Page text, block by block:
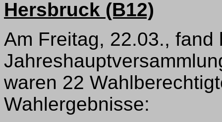
Hersbruck (B12)
Am Freitag, 22.03.,
waren 22
Wahlergebnisse: